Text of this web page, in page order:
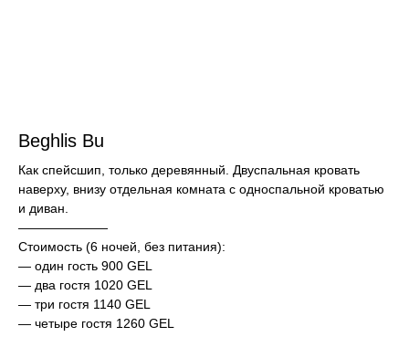
Beghlis Bu
Как спейсшип, только деревянный. Двуспальная кровать
наверху, внизу отдельная комната с односпальной кроватью
и диван.
———————
Стоимость (6 ночей, без питания):
— один гость 900 GEL
— два гостя 1020 GEL
— три гостя 1140 GEL
— четыре гостя 1260 GEL